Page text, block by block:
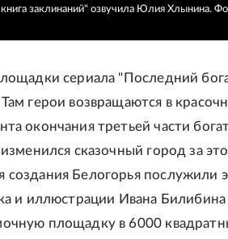
заклинаний" озвучила Юлия Хлынина.
сериала "Последний
герои возвращаются в
окончания третьей части
сказочный город за
создания Белогорья послужили
и иллюстрации Ивана Билибина
площадку в 6000